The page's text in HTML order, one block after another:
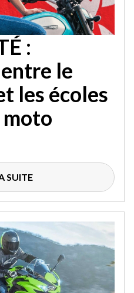
:
le
les écoles
SUITE